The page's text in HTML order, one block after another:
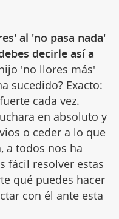
al 'no pasa nada'
decirle así a
'no llores más'
sucedido? Exacto:
cada vez.
en absoluto y
o ceder a lo que
a todos nos ha
fácil resolver estas
qué puedes hacer
con él ante esta